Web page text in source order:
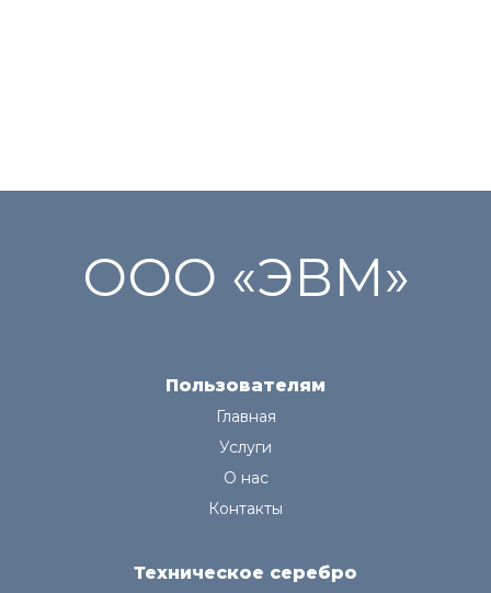
ООО «ЭВМ»
Пользователям
Главная
Услуги
О нас
Контакты
Техническое серебро